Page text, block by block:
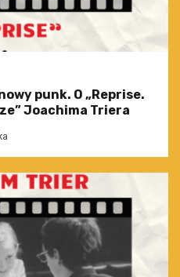
punk. O „Reprise.
Joachima Triera